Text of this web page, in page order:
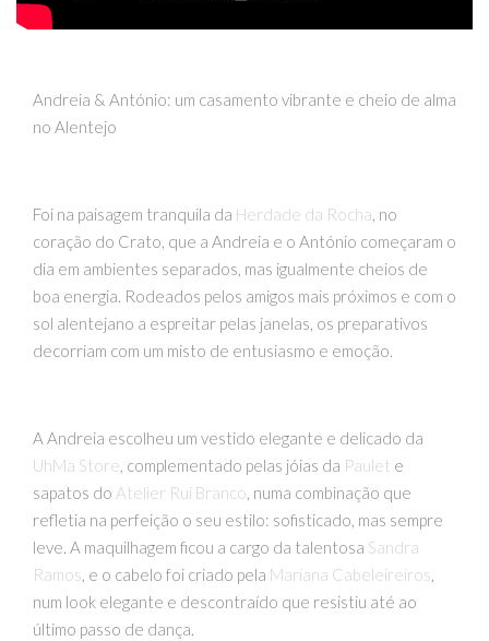
Andreia & António: um casamento vibrante e cheio de alma
no Alentejo
Foi na paisagem tranquila da Herdade da Rocha, no
coração do Crato, que a Andreia e o António começaram o
dia em ambientes separados, mas igualmente cheios de
boa energia. Rodeados pelos amigos mais próximos e com o
sol alentejano a espreitar pelas janelas, os preparativos
decorriam com um misto de entusiasmo e emoção.
A Andreia escolheu um vestido elegante e delicado da
UhMa Store, complementado pelas jóias da Paulet e
sapatos do Atelier Rui Branco, numa combinação que
refletia na perfeição o seu estilo: sofisticado, mas sempre
leve. A maquilhagem ficou a cargo da talentosa Sandra
Ramos, e o cabelo foi criado pela Mariana Cabeleireiros,
num look elegante e descontraído que resistiu até ao
último passo de dança.